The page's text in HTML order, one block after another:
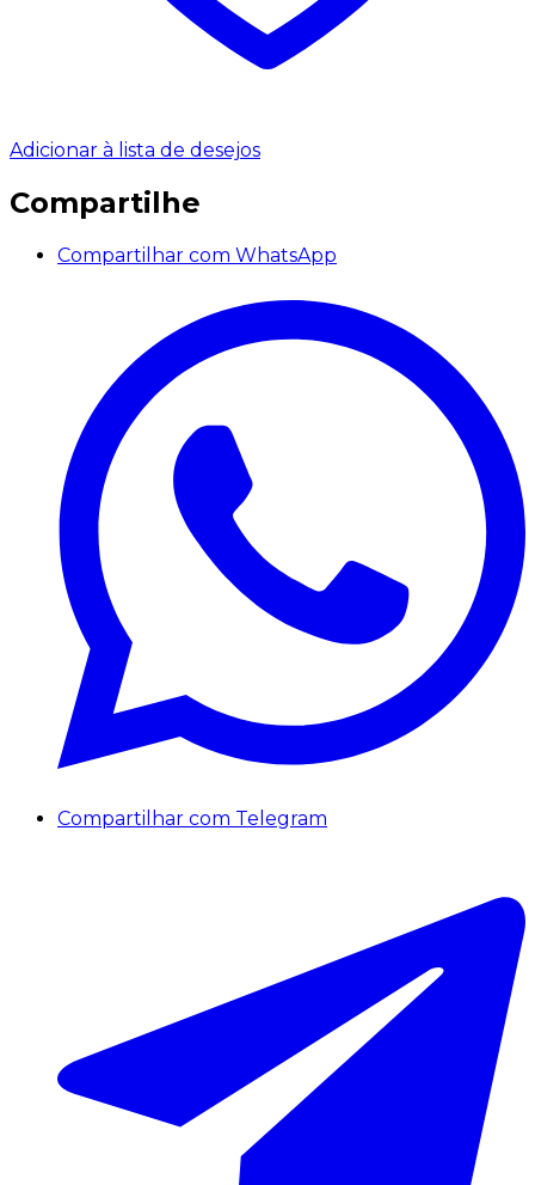
Adicionar à lista de desejos
Compartilhe
Compartilhar com WhatsApp
Compartilhar com Telegram